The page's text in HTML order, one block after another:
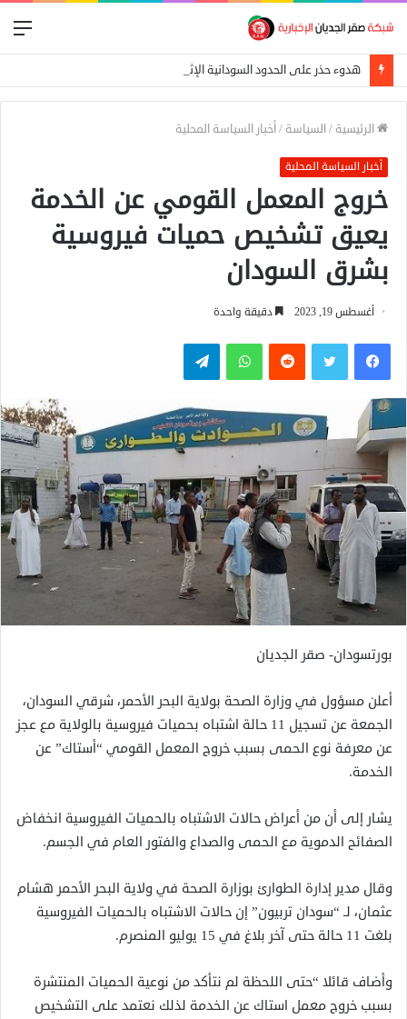
الرئيسية /السياسة /أخبار السياسة المحلية
أخبار السياسة المحلية
خروج المعمل القومي عن الخدمة
يعيق تشخيص حميات فيروسية
بشرق السودان
أغسطس 19, 2023 دقيقة واحدة
فيسبوكتويتر واتساب تيلقرام
بورتسودان- صقر الجديان
أعلن مسؤول في وزارة الصحة بولاية البحر الأحمر، شرقي السودان،
الجمعة عن تسجيل 11 حالة اشتباه بحميات فيروسية بالولاية مع عجز
عن معرفة نوع الحمى بسبب خروج المعمل القومي “أستاك” عن
الخدمة.
يشار إلى أن من أعراض حالات الاشتباه بالحميات الفيروسية انخفاض
الصفائح الدموية مع الحمى والصداع والفتور العام في الجسم.
وقال مدير إدارة الطوارئ بوزارة الصحة في ولاية البحر الأحمر هشام
عثمان، لـ “سودان تربيون” إن حالات الاشتباه بالحميات الفيروسية
بلغت 11 حالة حتى آخر بلاغ في 15 يوليو المنصرم.
وأضاف قائلا “حتى اللحظة لم نتأكد من نوعية الحميات المنتشرة
بسبب خروج معمل استاك عن الخدمة لذلك نعتمد على التشخيص